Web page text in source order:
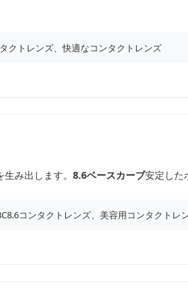
クトレンズ、快適なコンタクトレンズ
み出します。 8.6ベースカーブ安定した
コンタクトレンズ、美容用コンタクトレ